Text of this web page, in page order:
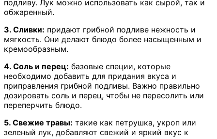
подливу. Лук можно использовать как сырой, так и
обжаренный.
3. Сливки: придают грибной подливе нежность и
мягкость. Они делают блюдо более насыщенным и
кремообразным.
4. Соль и перец: базовые специи, которые
необходимо добавить для придания вкуса и
приправления грибной подливы. Важно правильно
дозировать соль и перец, чтобы не пересолить или
переперчить блюдо.
5. Свежие травы: такие как петрушка, укроп или
зеленый лук, добавляют свежий и яркий вкус к